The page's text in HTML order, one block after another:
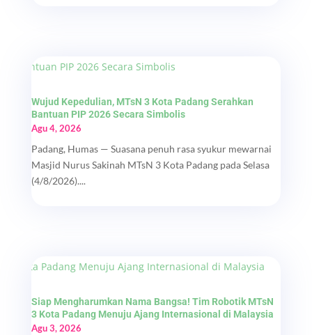
Wujud Kepedulian, MTsN 3 Kota Padang Serahkan
Bantuan PIP 2026 Secara Simbolis
Agu 4, 2026
Padang, Humas — Suasana penuh rasa syukur mewarnai
Masjid Nurus Sakinah MTsN 3 Kota Padang pada Selasa
(4/8/2026)....
Siap Mengharumkan Nama Bangsa! Tim Robotik MTsN
3 Kota Padang Menuju Ajang Internasional di Malaysia
Agu 3, 2026